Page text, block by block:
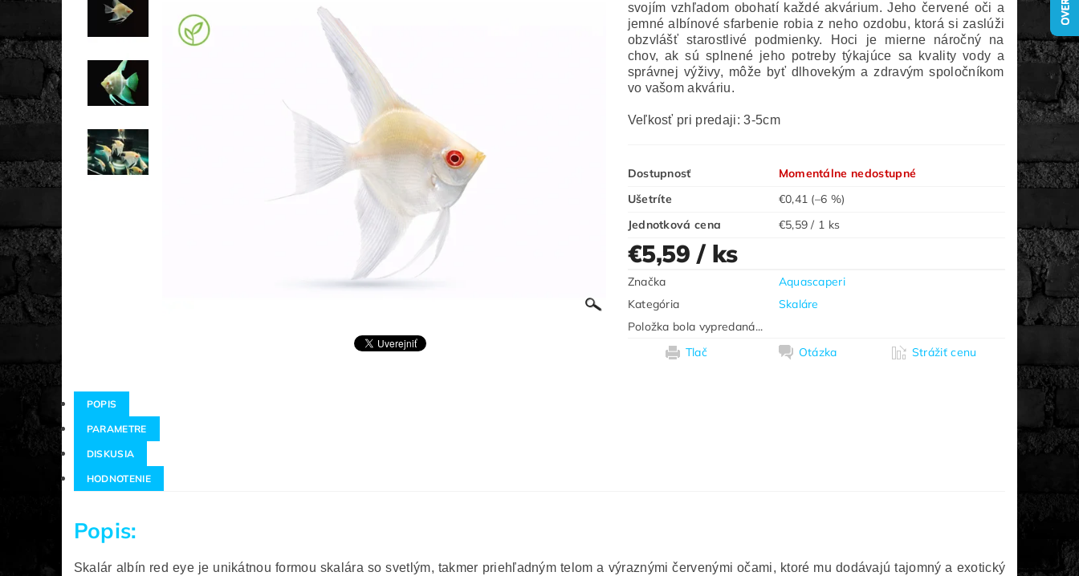
svojím vzhľadom obohatí každé akvárium. Jeho červené oči a
jemné albínové sfarbenie robia z neho ozdobu, ktorá si zaslúži
obzvlášť starostlivé podmienky. Hoci je mierne náročný na
chov, ak sú splnené jeho potreby týkajúce sa kvality vody a
správnej výživy, môže byť dlhovekým a zdravým spoločníkom
vo vašom akváriu.
Veľkosť pri predaji: 3-5cm
Dostupnosť
Momentálne nedostupné
Ušetríte
€0,41 (–6 %)
Jednotková cena
€5,59 / 1 ks
€5,59 / ks
Značka
Aquascaperi
Kategória
Skaláre
Položka bola vypredaná...
Tlač
Otázka Strážiť cenu
POPIS
PARAMETRE
DISKUSIA
HODNOTENIE
Popis:
Skalár albín red eye je unikátnou formou skalára so svetlým, takmer priehľadným telom a výraznými červenými očami, ktoré mu dodávajú tajomný a exotický